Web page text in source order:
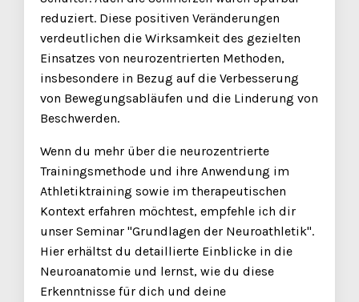
reduziert. Diese positiven Veränderungen
verdeutlichen die Wirksamkeit des gezielten
Einsatzes von neurozentrierten Methoden,
insbesondere in Bezug auf die Verbesserung
von Bewegungsabläufen und die Linderung von
Beschwerden.
Wenn du mehr über die neurozentrierte
Trainingsmethode und ihre Anwendung im
Athletiktraining sowie im therapeutischen
Kontext erfahren möchtest, empfehle ich dir
unser Seminar "Grundlagen der Neuroathletik".
Hier erhältst du detaillierte Einblicke in die
Neuroanatomie und lernst, wie du diese
Erkenntnisse für dich und deine